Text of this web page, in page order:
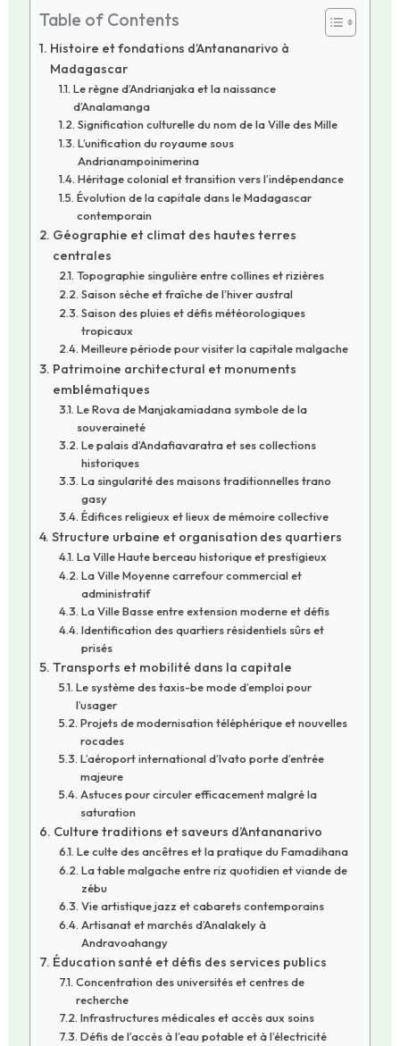
Table of Contents
Histoire et fondations d’Antananarivo à
Madagascar
Le règne d’Andrianjaka et la naissance
d’Analamanga
Signification culturelle du nom de la Ville des Mille
L’unification du royaume sous
Andrianampoinimerina
Héritage colonial et transition vers l’indépendance
Évolution de la capitale dans le Madagascar
contemporain
Géographie et climat des hautes terres
centrales
Topographie singulière entre collines et rizières
Saison sèche et fraîche de l’hiver austral
Saison des pluies et défis météorologiques
tropicaux
Meilleure période pour visiter la capitale malgache
Patrimoine architectural et monuments
emblématiques
Le Rova de Manjakamiadana symbole de la
souveraineté
Le palais d’Andafiavaratra et ses collections
historiques
La singularité des maisons traditionnelles trano
gasy
Édifices religieux et lieux de mémoire collective
Structure urbaine et organisation des quartiers
La Ville Haute berceau historique et prestigieux
La Ville Moyenne carrefour commercial et
administratif
La Ville Basse entre extension moderne et défis
Identification des quartiers résidentiels sûrs et
prisés
Transports et mobilité dans la capitale
Le système des taxis-be mode d’emploi pour
l’usager
Projets de modernisation téléphérique et nouvelles
rocades
L’aéroport international d’Ivato porte d’entrée
majeure
Astuces pour circuler efficacement malgré la
saturation
Culture traditions et saveurs d’Antananarivo
Le culte des ancêtres et la pratique du Famadihana
La table malgache entre riz quotidien et viande de
zébu
Vie artistique jazz et cabarets contemporains
Artisanat et marchés d’Analakely à
Andravoahangy
Éducation santé et défis des services publics
Concentration des universités et centres de
recherche
Infrastructures médicales et accès aux soins
Défis de l’accès à l’eau potable et à l’électricité